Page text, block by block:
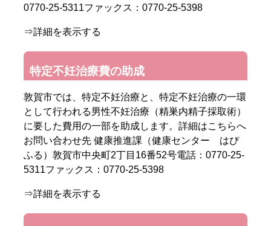
0770-25-5311ファックス：0770-25-5398
⇒詳細を表示する
特定不妊治療費の助成
敦賀市では、特定不妊治療と、特定不妊治療の一環
として行われる男性不妊治療（精巣内精子採取術）
に要した費用の一部を助成します。詳細はこちらへ
お問い合わせ先 健康推進課（健康センター はぴ
ふる）敦賀市中央町2丁目16番52号電話：0770-25-
5311ファックス：0770-25-5398
⇒詳細を表示する